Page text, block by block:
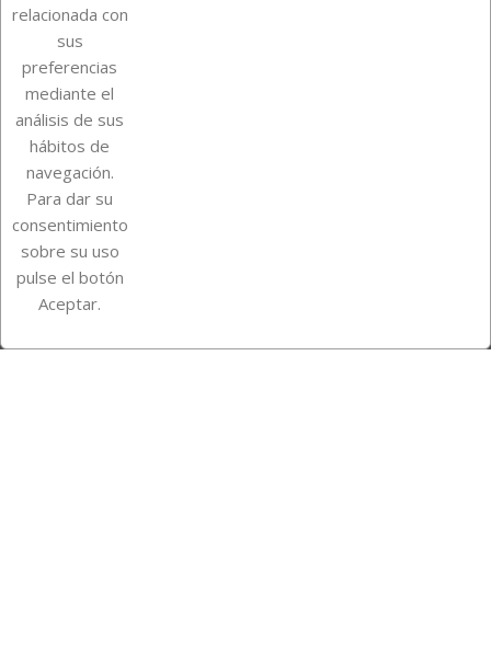
Su cuenta
Información de la tienda
InstagramTikTok
relacionada con
sus
preferencias
mediante el
análisis de sus
hábitos de
navegación.
Para dar su
consentimiento
sobre su uso
pulse el botón
Aceptar.